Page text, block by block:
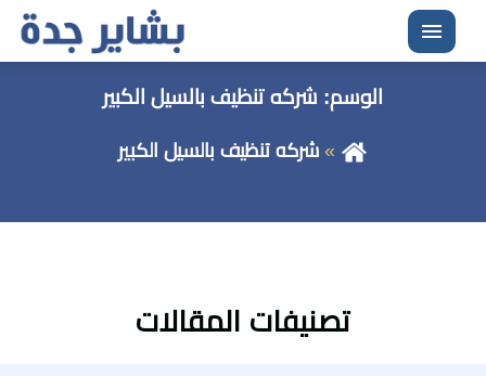
القائمة
الوسم: شركه تنظيف بالسيل الكبير
شركه تنظيف بالسيل الكبير
تصنيفات المقالات